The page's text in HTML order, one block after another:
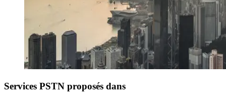
Services PSTN proposés dans